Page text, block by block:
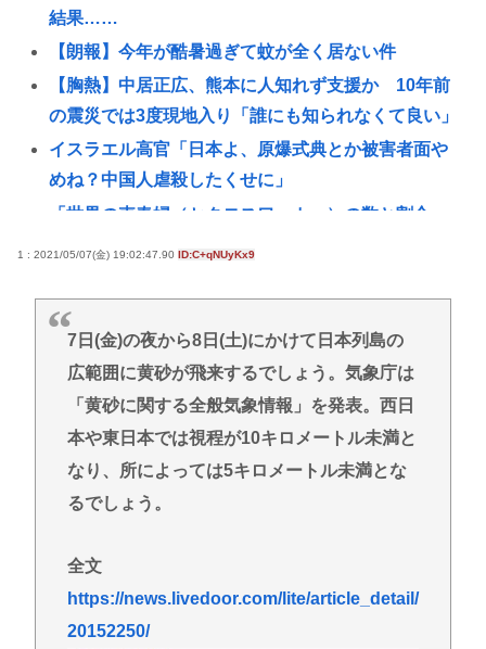
結果……
【朗報】今年が酷暑過ぎて蚊が全く居ない件
【胸熱】中居正広、熊本に人知れず支援か 10年前
の震災では3度現地入り「誰にも知られなくて良い」
イスラエル高官「日本よ、原爆式典とか被害者面や
めね？中国人虐殺したくせに」
「世界の売春婦（セクロスワーカー）の数と割合」
中村江里子アナ フジテレビ時代に経費精算をしなか
ったまさかの理由明かす
ジャンポケ斉藤の弁護士「ロケバスには運転手い
た。常識的に考えてフェラさせるわけないでしょ」
【過去最高額】夏のボーナス、平均104万2537円 初
の100万円超
【悲報】プーチン「あえて申し上げます。 助けてく
【悲報】海外転出した外国人への児童手当“過誤払
い” こども家庭庁「不正受給の件数・総額は把握し
ていない」
1 : 2021/05/07(金) 19:02:47.90 ID:C+qNUyKx9
7日(金)の夜から8日(土)にかけて日本列島の
広範囲に黄砂が飛来するでしょう。気象庁は
「黄砂に関する全般気象情報」を発表。西日
本や東日本では視程が10キロメートル未満と
なり、所によっては5キロメートル未満とな
るでしょう。
全文
https://news.livedoor.com/lite/article_detail/
20152250/